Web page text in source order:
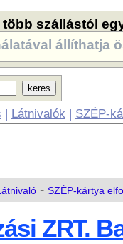
szállástól
állíthatja
| Látnivalók | SZÉP-
- SZÉP-kártya
ZRT.